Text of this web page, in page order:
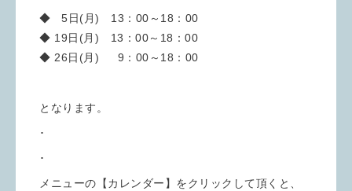
◆ 5日(月) 13：00～18：00
◆ 19日(月) 13：00～18：00
◆ 26日(月) 9：00～18：00
となります。
･
･
メニューの【カレンダー】をクリックして頂くと、